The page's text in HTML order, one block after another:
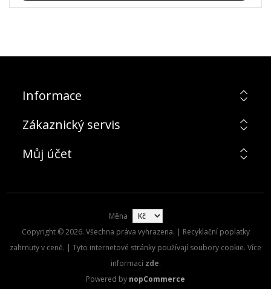
Informace
Zákaznický servis
Můj účet
Měna
Copyright © 2026. Všechna práva vyhrazena. | Recyklační poplatky
zahrnuty v ceně. | Tyto internetové stránky používají soubory cookie. Více
informací zde.
Powered by nopCommerce